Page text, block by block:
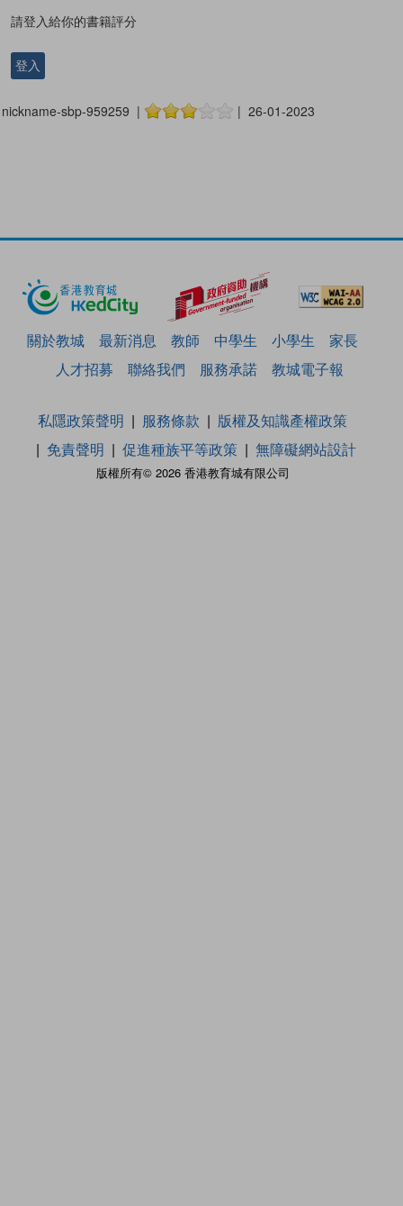
請登入給你的書籍評分
登入
nickname-sbp-959259 | | 26-01-2023
關於教城 最新消息 教師 中學生 小學生
家長
人才招募
聯絡我們 服務承諾 教城電子報
版權所有© 2026 香港教育城有限公司
私隱政策聲明 服務條款
版權及知識產權政策
免責聲明
促進種族平等政策 無障礙網站設計